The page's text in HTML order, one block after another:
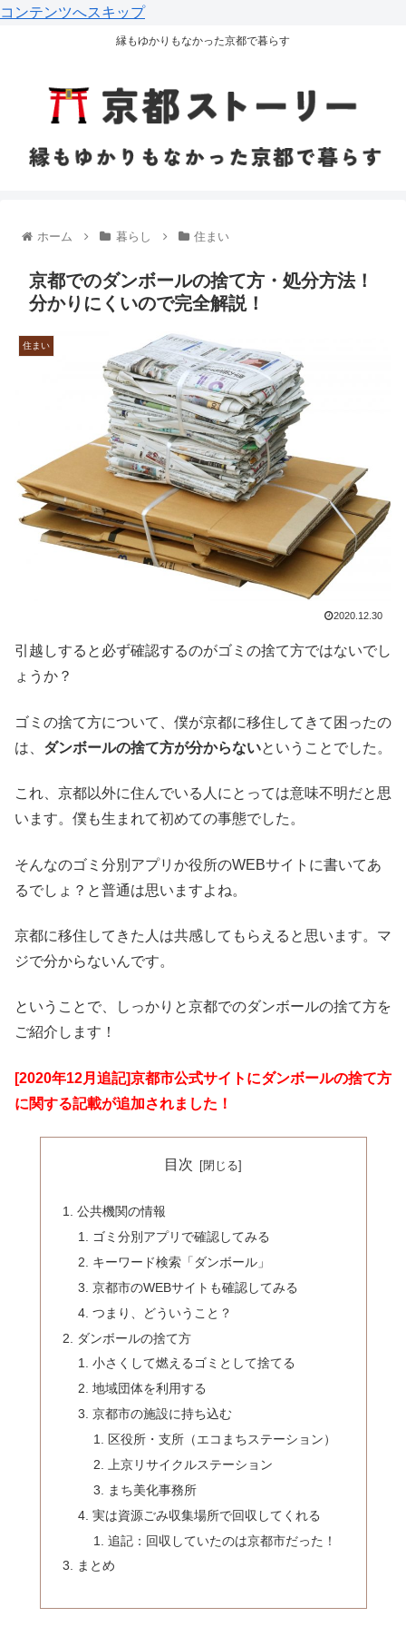
コンテンツへスキップ
縁もゆかりもなかった京都で暮らす
ホーム 暮らし 住まい
京都でのダンボールの捨て方・処分方法！
分かりにくいので完全解説！
住まい
2020.12.30
引越しすると必ず確認するのがゴミの捨て方ではないでし
ょうか？
ゴミの捨て方について、僕が京都に移住してきて困ったの
は、 ダンボールの捨て方が分からないということでした。
これ、京都以外に住んでいる人にとっては意味不明だと思
います。僕も生まれて初めての事態でした。
そんなのゴミ分別アプリか役所のWEBサイトに書いてあ
るでしょ？と普通は思いますよね。
京都に移住してきた人は共感してもらえると思います。マ
ジで分からないんです。
ということで、しっかりと京都でのダンボールの捨て方を
ご紹介します！
[2020年12月追記]京都市公式サイトにダンボールの捨て方
に関する記載が追加されました！
目次
公共機関の情報
ゴミ分別アプリで確認してみる
キーワード検索「ダンボール」
京都市のWEBサイトも確認してみる
つまり、どういうこと？
ダンボールの捨て方
小さくして燃えるゴミとして捨てる
地域団体を利用する
京都市の施設に持ち込む
区役所・支所（エコまちステーション）
上京リサイクルステーション
まち美化事務所
実は資源ごみ収集場所で回収してくれる
追記：回収していたのは京都市だった！
まとめ